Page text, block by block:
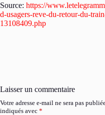
Source: https://
d-usagers-reve-du-retour-du-
13108409.php
Laisser un commentaire
Votre adresse e-mail ne sera pas
indiqués avec *